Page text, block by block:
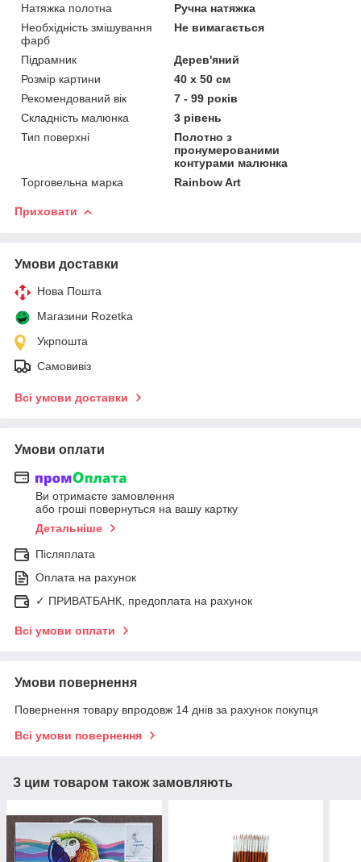
Натяжка полотна
Ручна натяжка
Необхідність змішування
фарб
Не вимагається
Підрамник
Дерев'яний
Розмір картини
40 х 50 см
Рекомендований вік
7 - 99 років
Складність малюнка
3 рівень
Тип поверхні
Полотно з
пронумерованими
контурами малюнка
Торговельна марка
Rainbow Art
Приховати
Умови доставки
Нова Пошта
Магазини Rozetka
Укрпошта
Самовивіз
Всі умови доставки
Умови оплати
Ви отримаєте замовлення
або гроші повернуться на вашу картку
Детальніше
Післяплата
Оплата на рахунок
✓ ПРИВАТБАНК, предоплата на рахунок
Всі умови оплати
Умови повернення
Повернення товару впродовж 14 днів за рахунок покупця
Всі умови повернення
З цим товаром також замовляють